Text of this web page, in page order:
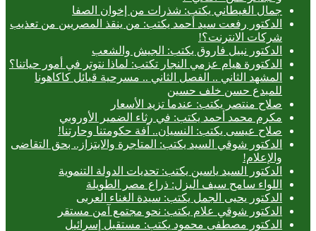
جمال الغيطاني يكتب: شذرات من إخوان الصفا
الدكتور رفعت سيد أحمد يكتب: من ينقذ المصريين من تعذيب
شركات الانترنت؟!
الدكتور نبيل فاروق يكتب: الجيش والشعب
الدكتورة هيام عزمي النجار تكتب: لماذا نتوتر في أمور حياتنا؟
المشهد الثاني .. الفصل الثاني .. مسرحية قبائل كاكاهونا
للمبدع حسن خلف حسين
صلاح منتصر يكتب: عندما تزيد الأسعار
مكرم محمد أحمد يكتب: في رثاء الضمير الأوروبي
صلاح عيسى يكتب: النسيان.. آفة حكومتنا وحارتنا!
الدكتور شوقي السيد يكتب: المتاجرة والابتزاز.. بحق التقاضى
والإعلام!
الدكتور السيد ياسين يكتب: تحديات الدولة التنموية
اللواء سامح سيف اليزل: ذراع مصر الطويلة
الدكتور يحيى الجمل يكتب: سيدة الغناء العربى
الدكتور شوقي علام يكتب: نحو مجتمع آمن مستقر
الدكتور مصطفى محمود يكتب: مستقبل إسرائيل